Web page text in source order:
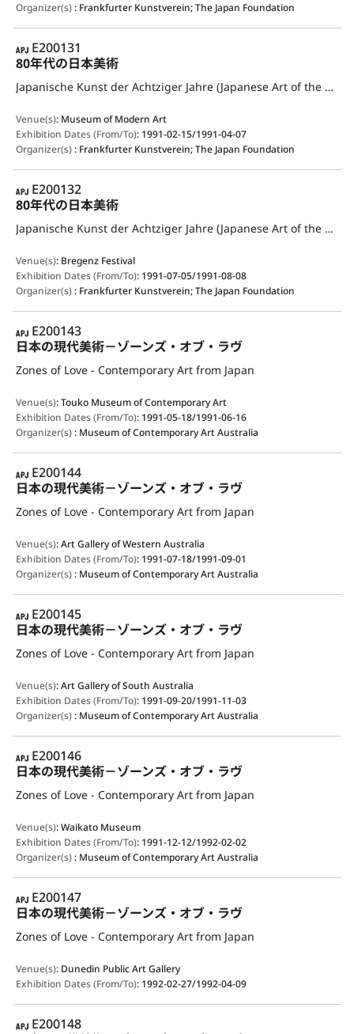
Organizer(s): Frankfurter Kunstverein; The Japan Foundation
APJ
E200131
80年代の日本美術
Japanische Kunst der Achtziger Jahre (Japanese Art of the Eighties)
Venue(s): Museum of Modern Art
Exhibition Dates (From/To): 1991-02-15/1991-04-07
Organizer(s): Frankfurter Kunstverein; The Japan Foundation
APJ
E200132
80年代の日本美術
Japanische Kunst der Achtziger Jahre (Japanese Art of the Eighties)
Venue(s): Bregenz Festival
Exhibition Dates (From/To): 1991-07-05/1991-08-08
Organizer(s): Frankfurter Kunstverein; The Japan Foundation
APJ
E200143
日本の現代美術－ゾーンズ・オブ・ラヴ
Zones of Love - Contemporary Art from Japan
Venue(s):Touko Museum of Contemporary Art
Exhibition Dates (From/To): 1991-05-18/1991-06-16
Organizer(s): Museum of Contemporary Art Australia
APJ
E200144
日本の現代美術－ゾーンズ・オブ・ラヴ
Zones of Love - Contemporary Art from Japan
Venue(s):Art Gallery of Western Australia
Exhibition Dates (From/To): 1991-07-18/1991-09-01
Organizer(s): Museum of Contemporary Art Australia
APJ
E200145
日本の現代美術－ゾーンズ・オブ・ラヴ
Zones of Love - Contemporary Art from Japan
Venue(s):Art Gallery of South Australia
Exhibition Dates (From/To): 1991-09-20/1991-11-03
Organizer(s): Museum of Contemporary Art Australia
APJ
E200146
日本の現代美術－ゾーンズ・オブ・ラヴ
Zones of Love - Contemporary Art from Japan
Venue(s):Waikato Museum
Exhibition Dates (From/To): 1991-12-12/1992-02-02
Organizer(s): Museum of Contemporary Art Australia
APJ
E200147
日本の現代美術－ゾーンズ・オブ・ラヴ
Zones of Love - Contemporary Art from Japan
Venue(s): Dunedin Public Art Gallery
Exhibition Dates (From/To): 1992-02-27/1992-04-09
APJ
E200148